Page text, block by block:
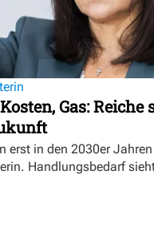
Gas: Reiche
erst in den 2030er
Handlungsbedarf